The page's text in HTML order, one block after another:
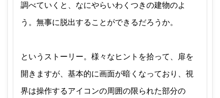
調べていくと、なにやらいわくつきの建物のよ
う。無事に脱出することができるだろうか。
というストーリー。様々なヒントを拾って、扉を
開きますが、基本的に画面が暗くなっており、視
界は操作するアイコンの周囲の限られた部分の